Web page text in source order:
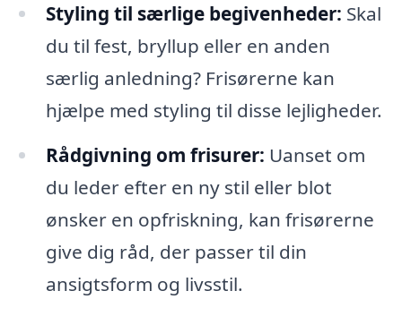
Styling til særlige begivenheder: Skal
du til fest, bryllup eller en anden
særlig anledning? Frisørerne kan
hjælpe med styling til disse lejligheder.
Rådgivning om frisurer: Uanset om
du leder efter en ny stil eller blot
ønsker en opfriskning, kan frisørerne
give dig råd, der passer til din
ansigtsform og livsstil.